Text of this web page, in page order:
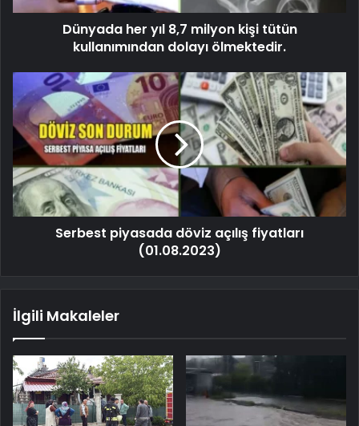
Dünyada her yıl 8,7 milyon kişi tütün
kullanımından dolayı ölmektedir.
Serbest piyasada döviz açılış fiyatları
(01.08.2023)
İlgili Makaleler